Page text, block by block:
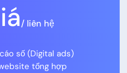
/ liên hệ
số (Digital ads)
tổng hợp